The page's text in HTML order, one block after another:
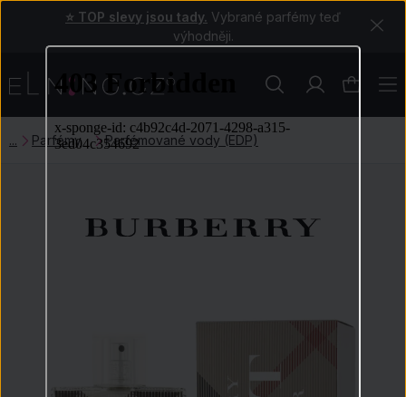
⭐ TOP slevy jsou tady. Vybrané parfémy teď
výhodněji.
Parfémy Parfémované vody (EDP)